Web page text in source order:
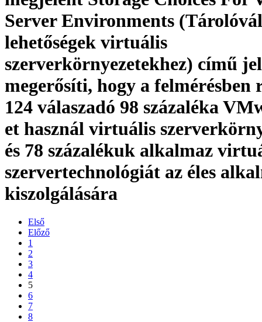
Server Environments
lehetőségek virtuális
szerverkörnyezetekhez) című
megerősíti, hogy a felmérésben
124 válaszadó 98 százaléka
et használ virtuális
és 78 százalékuk alkalmaz
szervertechnológiát az éles
kiszolgálására
Első
Előző
1
2
3
4
5
6
7
8